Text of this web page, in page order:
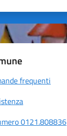
stelle su 5
su 5
5
frequenti
0121.808836